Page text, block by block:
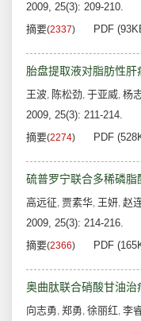
2009, 25(3): 209-210.
摘要(2337) PDF
胎盘提取液对脂肪性肝
王波, 陈松劲, 于亚威, 杨
2009, 25(3): 211-214.
摘要(2274) PDF
硫普罗宁联合多稀磷
高远征, 贾素华, 王妍, 赵
2009, 25(3): 214-216.
摘要(2366) PDF
奥曲肽联合硝酸甘油
向志勇, 郑勇, 徐丽红, 李